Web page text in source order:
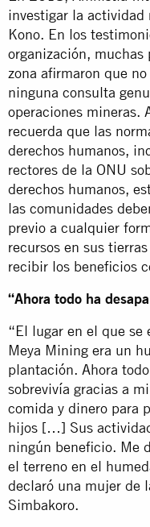
investigar la
Kono. En los
organización, muchas
zona afirmaron que
ninguna consulta
operaciones mineras.
recuerda que las
derechos humanos,
rectores de la ONU
derechos humanos,
las comunidades
previo a cualquier
recursos en sus
recibir los beneficios
“Ahora todo ha
“El lugar en el que
Meya Mining era un
plantación. Ahora
sobrevivía gracias a
comida y dinero para
hijos […] Sus
ningún beneficio. Me
el terreno en el
declaró una mujer de
Simbakoro.